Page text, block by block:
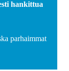
hankittua
parhaimmat